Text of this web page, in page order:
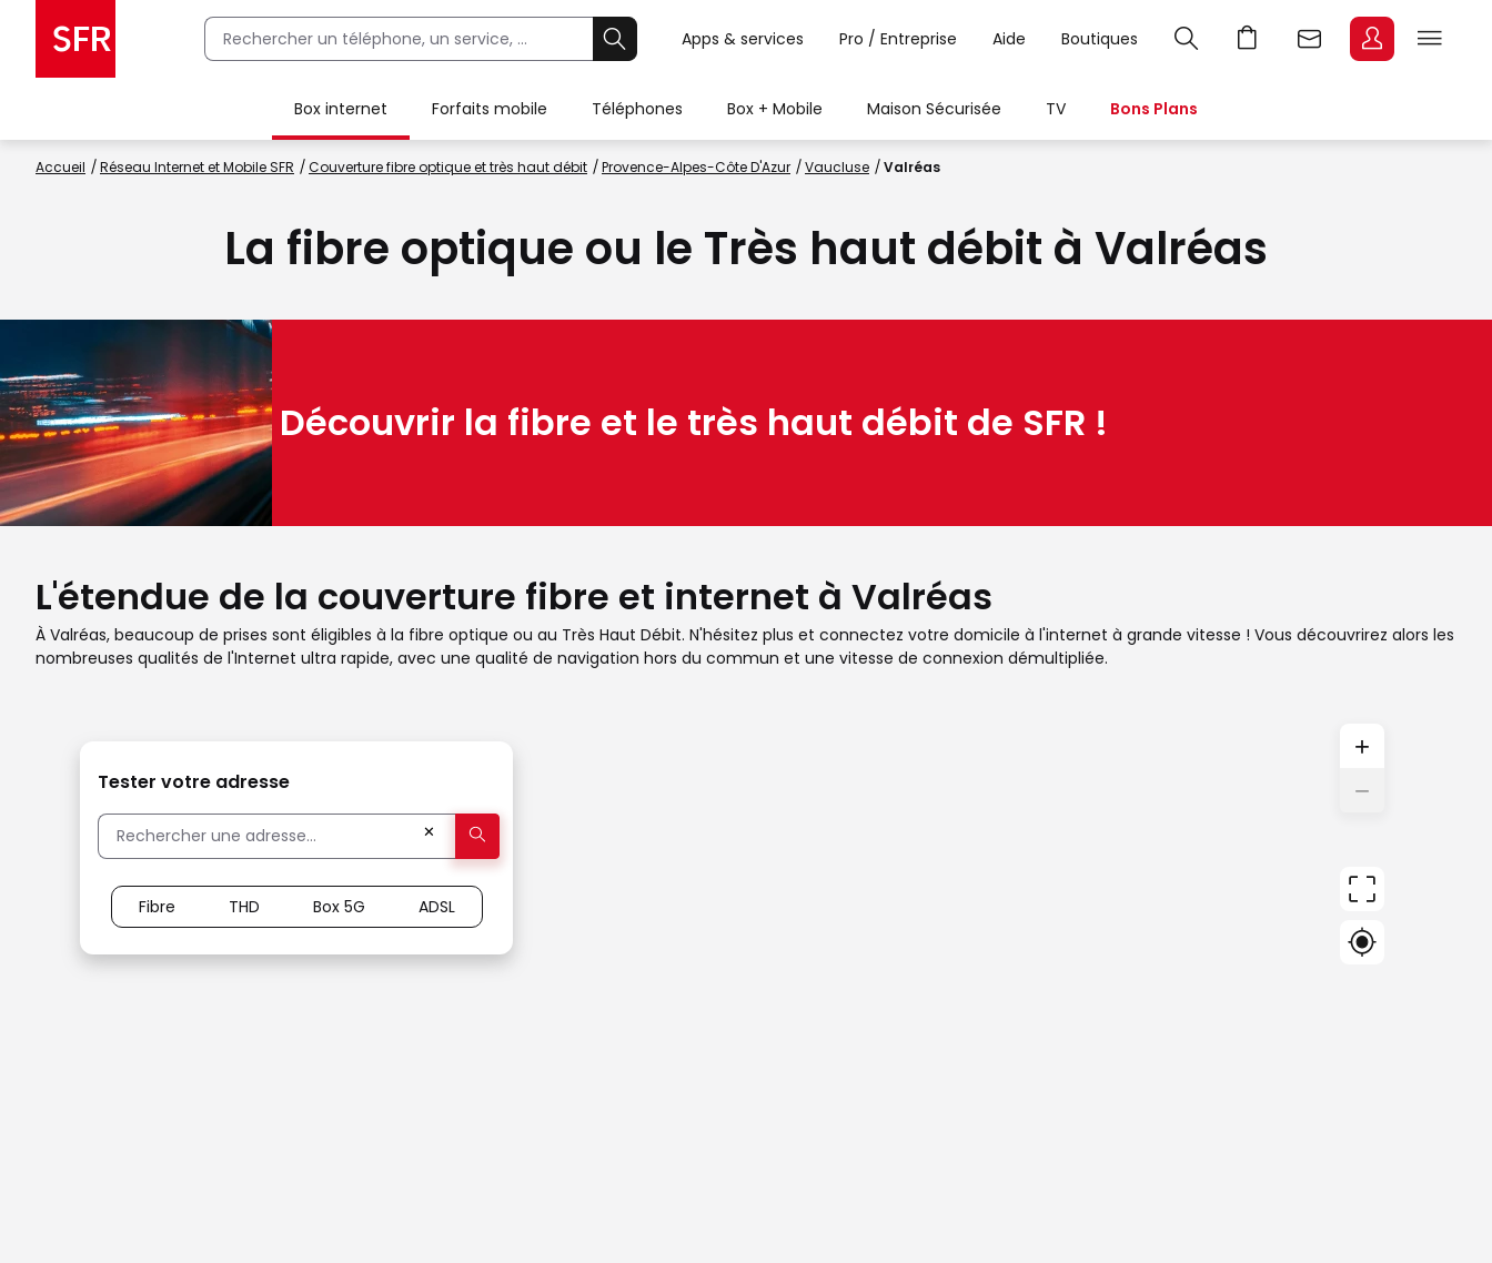
Apps & services Pro / Entreprise Aide Boutiques
Box internet Forfaits mobile Téléphones Box + Mobile Maison Sécurisée TV Bons Plans
Accueil Réseau Internet et Mobile SFR Couverture fibre optique et très haut débit Provence-Alpes-Côte D'Azur Vaucluse Valréas
La fibre optique ou le Très haut débit à Valréas
Découvrir la fibre et le très haut débit de SFR !
L'étendue de la couverture fibre et internet à Valréas
À Valréas, beaucoup de prises sont éligibles à la fibre optique ou au Très Haut Débit. N'hésitez plus et connectez votre domicile à l'internet à grande vitesse ! Vous découvrirez alors les
nombreuses qualités de l'Internet ultra rapide, avec une qualité de navigation hors du commun et une vitesse de connexion démultipliée.
+
−
Tester votre adresse
✕
Fibre THD Box 5G ADSL